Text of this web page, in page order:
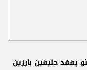
يفقد حليفين بارزين